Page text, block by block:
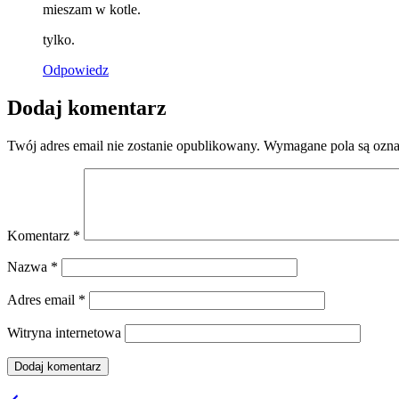
mieszam w kotle.
tylko.
Odpowiedz
Dodaj komentarz
Twój adres email nie zostanie opublikowany. Wymagane pola są
Komentarz *
Nazwa *
Adres email *
Witryna internetowa